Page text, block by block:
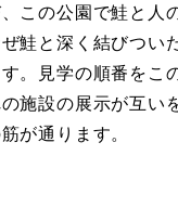
この公園で鮭と人
鮭と深く結びつい
。見学の順番をこ
施設の展示が互い
が通ります。